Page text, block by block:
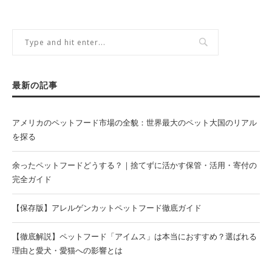
最新の記事
アメリカのペットフード市場の全貌：世界最大のペット大国のリアル
を探る
余ったペットフードどうする？｜捨てずに活かす保管・活用・寄付の
完全ガイド
【保存版】アレルゲンカットペットフード徹底ガイド
【徹底解説】ペットフード「アイムス」は本当におすすめ？選ばれる
理由と愛犬・愛猫への影響とは